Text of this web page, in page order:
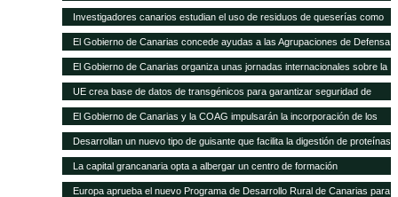
Investigadores canarios estudian el uso de residuos de queserías como
alimento para el caprino
El Gobierno de Canarias concede ayudas a las Agrupaciones de Defensa
Sanitaria Ganadera por valor de 300.000 euros
El Gobierno de Canarias organiza unas jornadas internacionales sobre la
ganadería como herramienta para el desarrollo en zonas áridas
UE crea base de datos de transgénicos para garantizar seguridad de
piensos
El Gobierno de Canarias y la COAG impulsarán la incorporación de los
jóvenes en el sector primario
Desarrollan un nuevo tipo de guisante que facilita la digestión de proteínas
La capital grancanaria opta a albergar un centro de formación
internacional del Programa Mundial de Alimentos
Europa aprueba el nuevo Programa de Desarrollo Rural de Canarias para